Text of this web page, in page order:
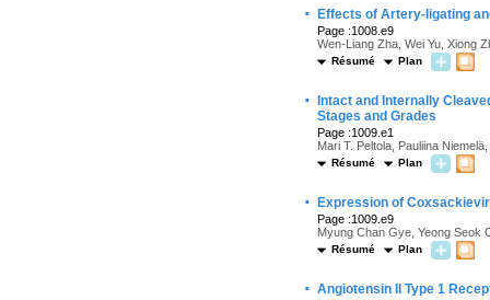
· Effects of Artery-ligating
Page :1008.e9
Wen-Liang Zha, Wei Yu, Xiong
Résumé Plan
·
Intact and Internally
Stages and Grades
Page :1009.e1
Mari T. Peltola, Pauliina
Résumé Plan
· Expression of
Page :1009.e9
Myung Chan Gye, Yeong Seok
Résumé Plan
· Angiotensin II Type 1